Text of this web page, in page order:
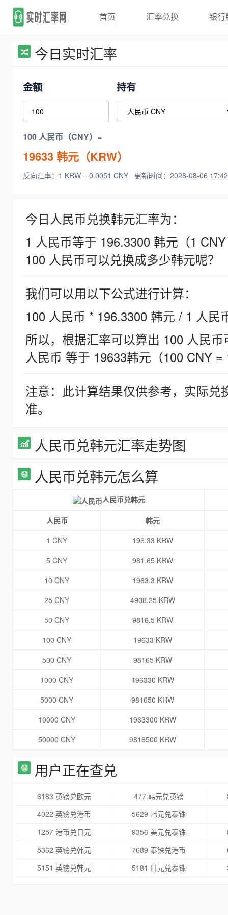
首页 汇率兑换 银行
今日实时汇率
金额 持有
100 人民币（CNY）=
19633韩元（KRW）
反向汇率：1 KRW = 0.0051 CNY 更新时间：2026-08-06
今日人民币兑换韩元汇率为：
1 人民币等于 196.3300 韩元（1
100 人民币可以兑换成多少韩元呢？
我们可以用以下公式进行计算：
100 人民币 * 196.3300 韩元 / 1 人民
所以，根据汇率可以算出 100 人民
人民币 等于 19633韩元（100 CNY =
注意：此计算结果仅供参考，实际
准。
人民币兑韩元汇率走势图
人民币兑韩元怎么算
人民币兑韩元
人民币
韩元
1 CNY
196.33 KRW
5 CNY
981.65 KRW
10 CNY
1963.3 KRW
25 CNY
4908.25 KRW
50 CNY
9816.5 KRW
100 CNY
19633 KRW
500 CNY
98165 KRW
1000 CNY
196330 KRW
5000 CNY
981650 KRW
10000 CNY
1963300 KRW
50000 CNY
9816500 KRW
用户正在查兑
6183 英镑兑欧元 477 韩元兑英镑
4022 英镑兑港币
5629 韩元兑泰铢
1257 港币兑日元
9356 美元兑泰铢
5362 英镑兑韩元
7689 泰铢兑港币
5151 英镑兑韩元
5181 日元兑泰铢